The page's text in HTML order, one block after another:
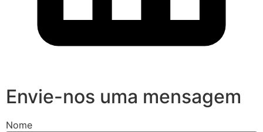
Envie-nos uma mensagem
Nome